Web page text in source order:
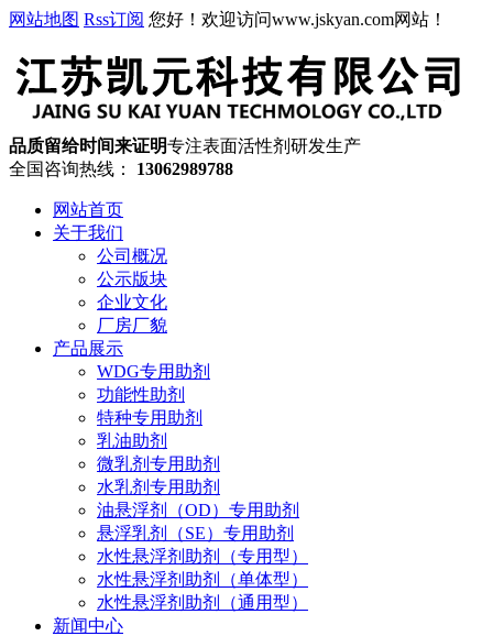
网站地图 Rss订阅 您好！欢迎访问www.jskyan.com网站！
品质留给时间来证明专注表面活性剂研发生产
全国咨询热线：
13062989788
网站首页
关于我们
公司概况
公示版块
企业文化
厂房厂貌
产品展示
WDG专用助剂
功能性助剂
特种专用助剂
乳油助剂
微乳剂专用助剂
水乳剂专用助剂
油悬浮剂（OD）专用助剂
悬浮乳剂（SE）专用助剂
水性悬浮剂助剂（专用型）
水性悬浮剂助剂（单体型）
水性悬浮剂助剂（通用型）
新闻中心